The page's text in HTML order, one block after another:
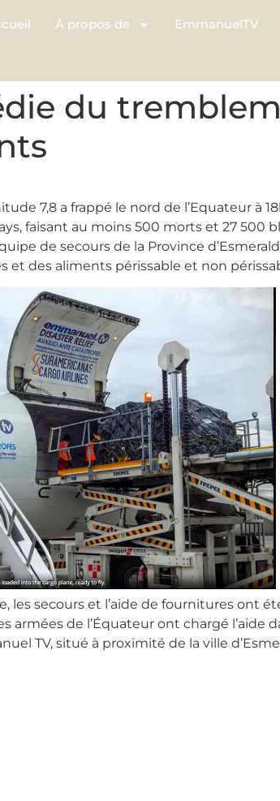
À propos de EmmanuelTV
du
7,8 a frappé le nord de l’Equateur à
faisant au moins 500 morts et 27 500
de secours de la Province
et des aliments périssable et non
les secours et l’aide de fournitures
armées de l’Équateur ont chargé
TV, situé à proximité de la ville